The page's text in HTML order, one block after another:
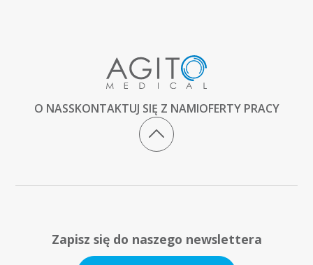
O NASSKONTAKTUJ SIĘ Z NAMIOFERTY PRACY
Zapisz się do naszego newslettera